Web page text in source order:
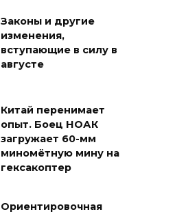
Законы и другие
изменения,
вступающие в силу в
августе
Китай перенимает
опыт. Боец НОАК
загружает 60-мм
миномётную мину на
гексакоптер
Ориентировочная